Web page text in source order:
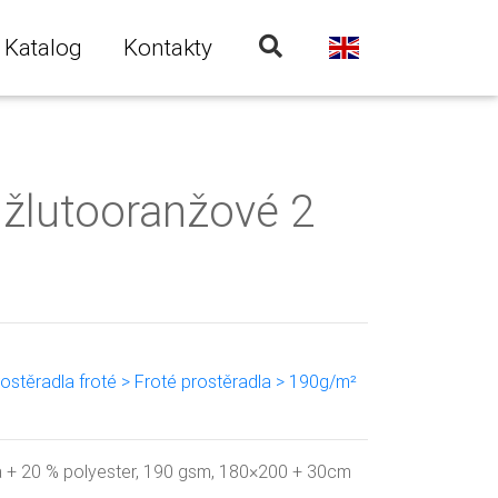
Katalog Kontakty
2
froté > Froté prostěradla > 190g/m²
20 % polyester, 190 gsm, 180×200 + 30cm